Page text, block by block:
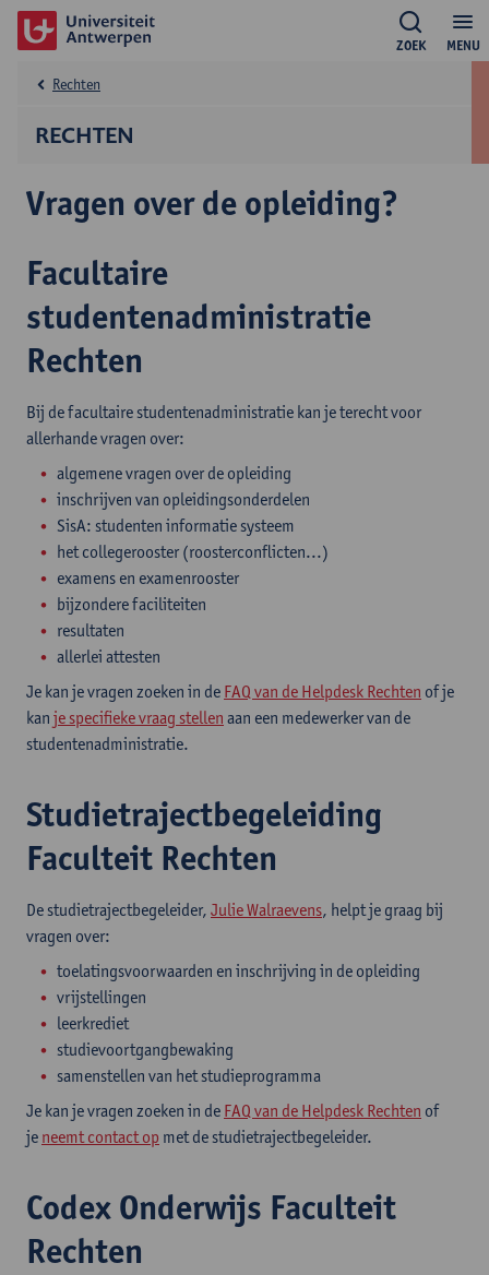
MENU
ZOEK
RECHTEN
Rechten
Vragen over de opleiding?
Facultaire
studentenadministratie
Rechten
Bij de facultaire studentenadministratie kan je terecht voor
allerhande vragen over:
algemene vragen over de opleiding
inschrijven van opleidingsonderdelen
SisA: studenten informatie systeem
het collegerooster (roosterconflicten...)
examens en examenrooster
bijzondere faciliteiten
resultaten
allerlei attesten
Je kan je vragen zoeken in de FAQ van de Helpdesk Rechten of je
kan je specifieke vraag stellen aan een medewerker van de
studentenadministratie.
Studietrajectbegeleiding
Faculteit Rechten
De studietrajectbegeleider, Julie Walraevens, helpt je graag bij
vragen over:
toelatingsvoorwaarden en inschrijving in de opleiding
vrijstellingen
leerkrediet
studievoortgangbewaking
samenstellen van het studieprogramma
Je kan je vragen zoeken in de FAQ van de Helpdesk Rechten of
je neemt contact op met de studietrajectbegeleider.
Codex Onderwijs Faculteit
Rechten